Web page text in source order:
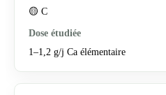
🟡 C
1–1,2 g/j Ca élémentaire